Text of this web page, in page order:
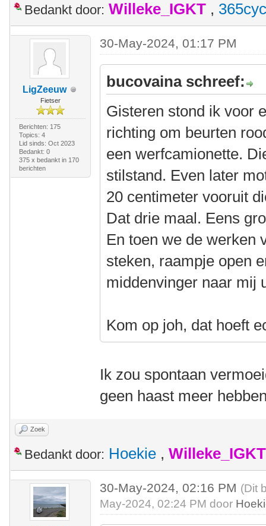
Bedankt door: Willeke_IGKT ,
LigZeeuw
Fietser
Berichten: 175
Topics: 4
Lid sinds: Oct 2023
Bedankt: 0
375 x bedankt in 170
berichten
30-May-2024, 01:17 PM
bucovaina schreef:
Gisteren stond ik voor
richting om beurten
een werfcamionette.
stilstand. Even later
20 centimeter vooruit
Dat drie maal. Eens
En toen we de werken
steken, raampje open
middenvinger naar mij
Kom op joh, dat hoeft
Ik zou spontaan
geen haast meer
Zoek
Bedankt door: Hoekie , Willeke_IGKT
30-May-2024, 02:16 PM (Dit
May-2024, 02:24 PM door